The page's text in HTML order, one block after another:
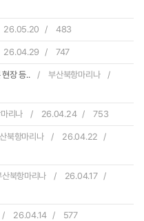
26.05.20 483
26.04.29 747
장 등..
부산북항마리나
리나 26.04.24 753
북항마리나
26.04.22
산북항마리나
26.04.17
26.04.14 577